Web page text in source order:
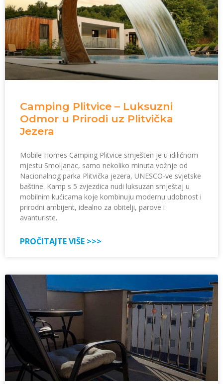
Camping Plitvice – Luksuzni
Odmor u Prirodi uz Plitvička
Jezera
Mobile Homes Camping Plitvice smješten je u idiličnom
mjestu Smoljanac, samo nekoliko minuta vožnje od
Nacionalnog parka Plitvička jezera, UNESCO-ve svjetske
baštine. Kamp s 5 zvjezdica nudi luksuzan smještaj u
mobilnim kućicama koje kombinuju modernu udobnost i
prirodni ambijent, idealno za obitelji, parove i
avanturiste.
PROČITAJTE VIŠE >>>